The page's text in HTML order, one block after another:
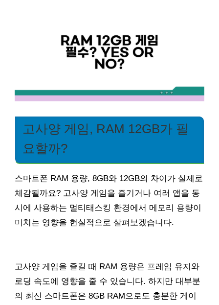
고사양 게임, RAM 12GB가 필
요할까?
스마트폰 RAM 용량, 8GB와 12GB의 차이가 실제로
체감될까요? 고사양 게임을 즐기거나 여러 앱을 동
시에 사용하는 멀티태스킹 환경에서 메모리 용량이
미치는 영향을 현실적으로 살펴보겠습니다.
고사양 게임을 즐길 때 RAM 용량은 프레임 유지와
로딩 속도에 영향을 줄 수 있습니다. 하지만 대부분
의 최신 스마트폰은 8GB RAM으로도 충분한 게이